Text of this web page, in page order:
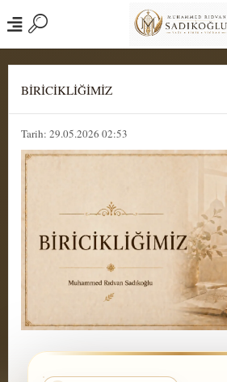
BİRİCİKLİĞİMİZ
Tarih: 29.05.2026 02:53